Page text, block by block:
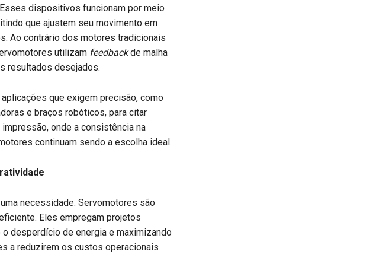
dispositivos funcionam por meio
que ajustem seu movimento em
Ao contrário dos motores tradicionais
utilizam feedbackde malha
resultados desejados.
que exigem precisão, como
e braços robóticos, para citar
onde a consistência na
continuam sendo a escolha ideal.
necessidade. Servomotores são
Eles empregam projetos
desperdício de energia e maximizando
a reduzirem os custos operacionais